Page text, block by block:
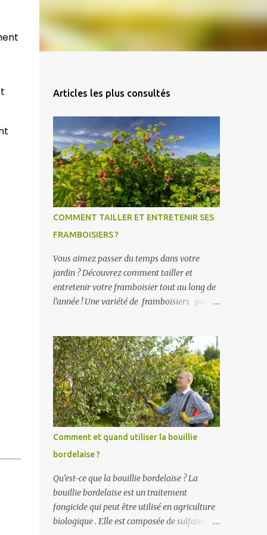
Articles les plus consultés
COMMENT TAILLER ET ENTRETENIR SES
FRAMBOISIERS ?
Vous aimez passer du temps dans votre
jardin ? Découvrez comment tailler et
entretenir votre framboisier tout au long de
l’année ! Une variété de framboisiers peut
l’année, soit non remontante, qui fleurit et
fructifie une seule fois dans l’année. Voici les
périodes de fructifications des framboisiers :
non-remontants : mi-juin à courant juillet en
fonction des variétés remontants : mi-juin à
juillet puis de mi-août aux gelées selon la
variété du framboisier. L’entretien du
framboisier du printemps jusqu’à la fin de
l’été. Au printemps, l’entretien du
framboisier consiste à supprimer les
drageons (= rejet provenant des racines du
pied planté) qui poussent à l’extérieur de la
ligne dans le cas d’une haie fruitière ou ceux
Comment et quand utiliser la bouillie
bordelaise ?
Qu’est-ce que la bouillie bordelaise ? La
bouillie bordelaise est un traitement
fongicide qui peut être utilisé en agriculture
biologique . Elle est composée de sulfate de